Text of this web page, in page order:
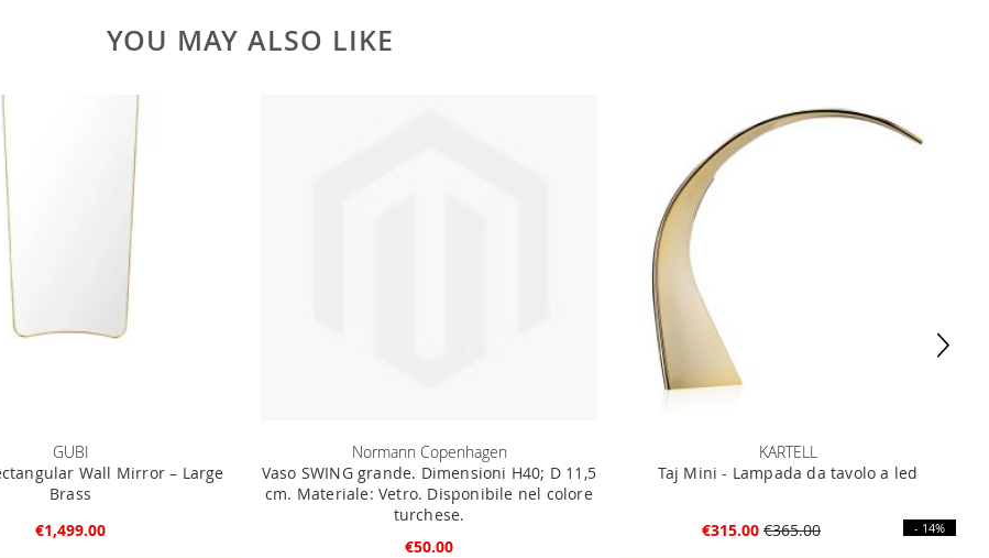
YOU MAY ALSO LIKE
GUBI
Wall Mirror – Large
Brass
€1,499.00
Normann Copenhagen
Vaso SWING grande. Dimensioni H40; D 11,5
cm. Materiale: Vetro. Disponibile nel colore
turchese.
€50.00
KARTELL
Taj Mini - Lampada da tavolo a led
€315.00 €365.00 - 14%